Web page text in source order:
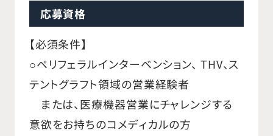
応募資格
【必須条件】
○ペリフェラルインターベンション、 THV、ス
テントグラフト領域の営業経験者
または、医療機器営業にチャレンジする
意欲をお持ちのコメディカルの方